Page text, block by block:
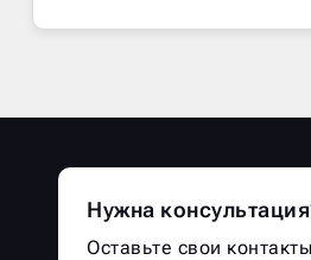
Нужна
Оставьте свои